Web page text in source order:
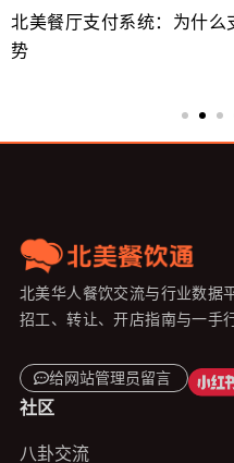
北美餐厅支付系统：为什
势
北美华人餐饮交流与行业数据
招工、转让、开店指南与一手
给网站管理员留言
社区
八卦交流